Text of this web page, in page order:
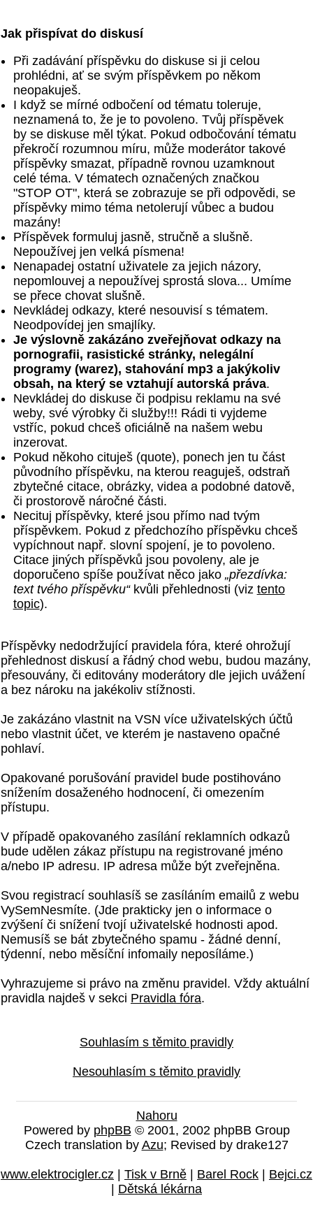
Jak přispívat do diskusí
Při zadávání příspěvku do diskuse si ji celou
prohlédni, ať se svým příspěvkem po někom
neopakuješ.
I když se mírné odbočení od tématu toleruje,
neznamená to, že je to povoleno. Tvůj příspěvek
by se diskuse měl týkat. Pokud odbočování tématu
překročí rozumnou míru, může moderátor takové
příspěvky smazat, případně rovnou uzamknout
celé téma. V tématech označených značkou
"STOP OT", která se zobrazuje se při odpovědi, se
příspěvky mimo téma netolerují vůbec a budou
mazány!
Příspěvek formuluj jasně, stručně a slušně.
Nepoužívej jen velká písmena!
Nenapadej ostatní uživatele za jejich názory,
nepomlouvej a nepoužívej sprostá slova... Umíme
se přece chovat slušně.
Nevkládej odkazy, které nesouvisí s tématem.
Neodpovídej jen smajlíky.
Je výslovně zakázáno zveřejňovat odkazy na
pornografii, rasistické stránky, nelegální
programy (warez), stahování mp3 a jakýkoliv
obsah, na který se vztahují autorská práva.
Nevkládej do diskuse či podpisu reklamu na své
weby, své výrobky či služby!!! Rádi ti vyjdeme
vstříc, pokud chceš oficiálně na našem webu
inzerovat.
Pokud někoho cituješ (quote), ponech jen tu část
původního příspěvku, na kterou reaguješ, odstraň
zbytečné citace, obrázky, videa a podobné datově,
či prostorově náročné části.
Necituj příspěvky, které jsou přímo nad tvým
příspěvkem. Pokud z předchozího příspěvku chceš
vypíchnout např. slovní spojení, je to povoleno.
Citace jiných příspěvků jsou povoleny, ale je
doporučeno spíše používat něco jako „přezdívka:
text tvého příspěvku“kvůli přehlednosti (viz tento
topic).
Příspěvky nedodržující pravidela fóra, které ohrožují
přehlednost diskusí a řádný chod webu, budou mazány,
přesouvány, či editovány moderátory dle jejich uvážení
a bez nároku na jakékoliv stížnosti.
Je zakázáno vlastnit na VSN více uživatelských účtů
nebo vlastnit účet, ve kterém je nastaveno opačné
pohlaví.
Opakované porušování pravidel bude postihováno
snížením dosaženého hodnocení, či omezením
přístupu.
V případě opakovaného zasílání reklamních odkazů
bude udělen zákaz přístupu na registrované jméno
a/nebo IP adresu. IP adresa může být zveřejněna.
Svou registrací souhlasíš se zasíláním emailů z webu
VySemNesmíte. (Jde prakticky jen o informace o
zvýšení či snížení tvojí uživatelské hodnosti apod.
Nemusíš se bát zbytečného spamu - žádné denní,
týdenní, nebo měsíční infomaily neposíláme.)
Vyhrazujeme si právo na změnu pravidel. Vždy aktuální
pravidla najdeš v sekci Pravidla fóra.
Souhlasím s těmito pravidly
Nesouhlasím s těmito pravidly
Nahoru
Powered by phpBB © 2001, 2002 phpBB Group
Czech translation by Azu; Revised by drake127
www.elektrocigler.cz | Tisk v Brně | Barel Rock | Bejci.cz
| Dětská lékárna